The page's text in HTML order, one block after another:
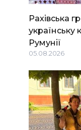
Рахівська
українську
Румунії
05.08.2026